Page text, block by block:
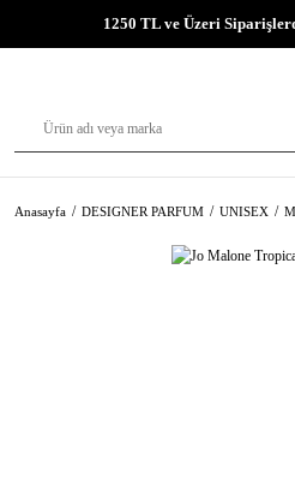
1250 TL ve Üzeri
Anasayfa DESIGNER PARFUM UNISEX